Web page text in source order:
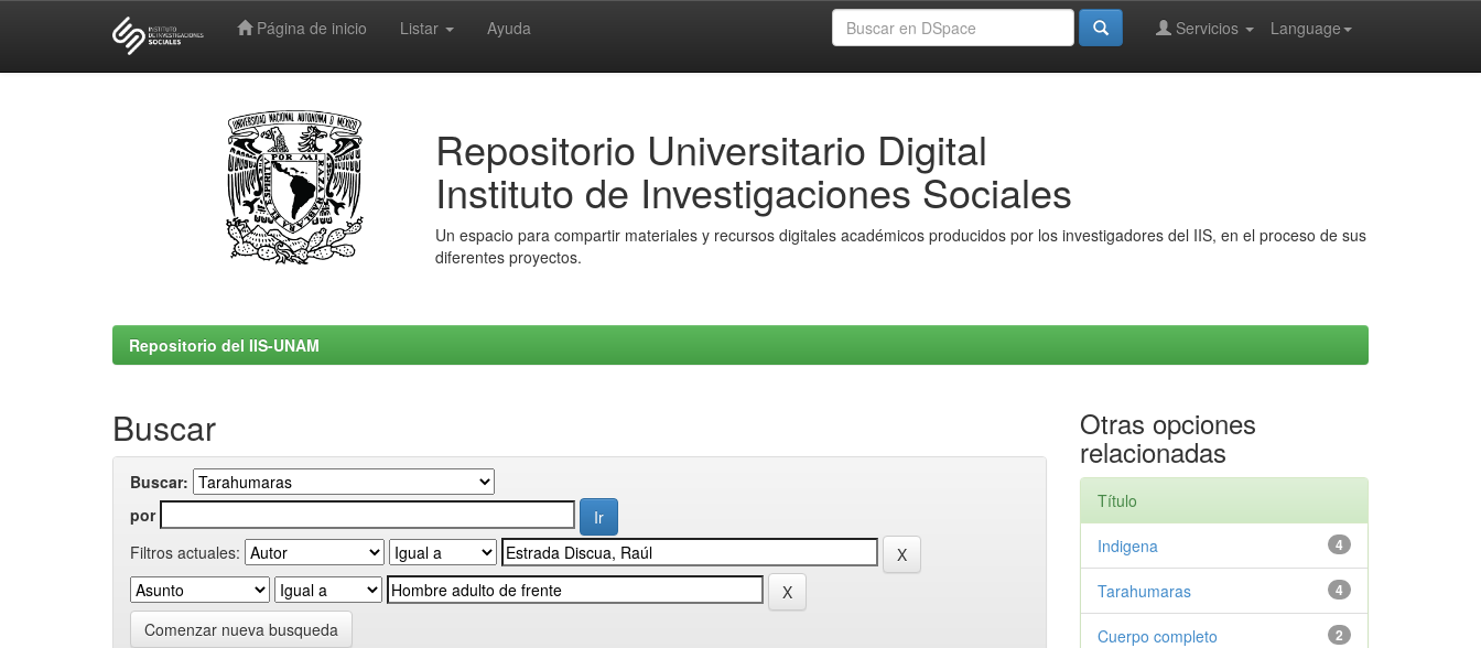
Página de inicio Listar Ayuda Language
Servicios
Repositorio Universitario Digital
Instituto de Investigaciones Sociales
Un espacio para compartir materiales y recursos digitales académicos producidos por los investigadores del IIS, en el proceso de sus
diferentes proyectos.
Repositorio del IIS-UNAM
Buscar
Buscar:
por
Filtros actuales:
Comenzar nueva busqueda
Otras opciones
relacionadas
Título
4
Indigena
4
Tarahumaras
2
Cuerpo completo